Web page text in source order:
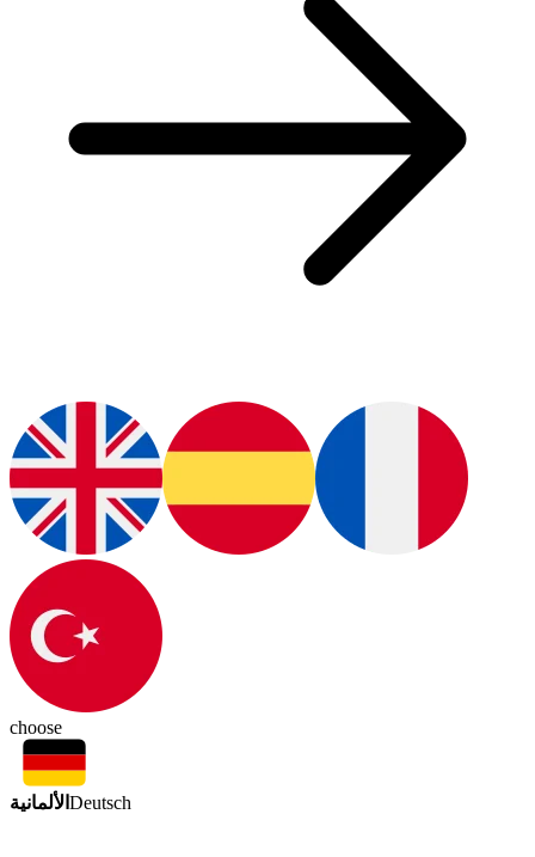
choose
الألمانية Deutsch